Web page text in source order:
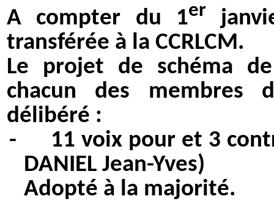
A compter du 1er
transférée à la CCRLCM.
Le projet de schéma
chacun des membres
délibéré :
-
11 voix pour et 3
DANIEL Jean-Yves)
Adopté à la majorité.